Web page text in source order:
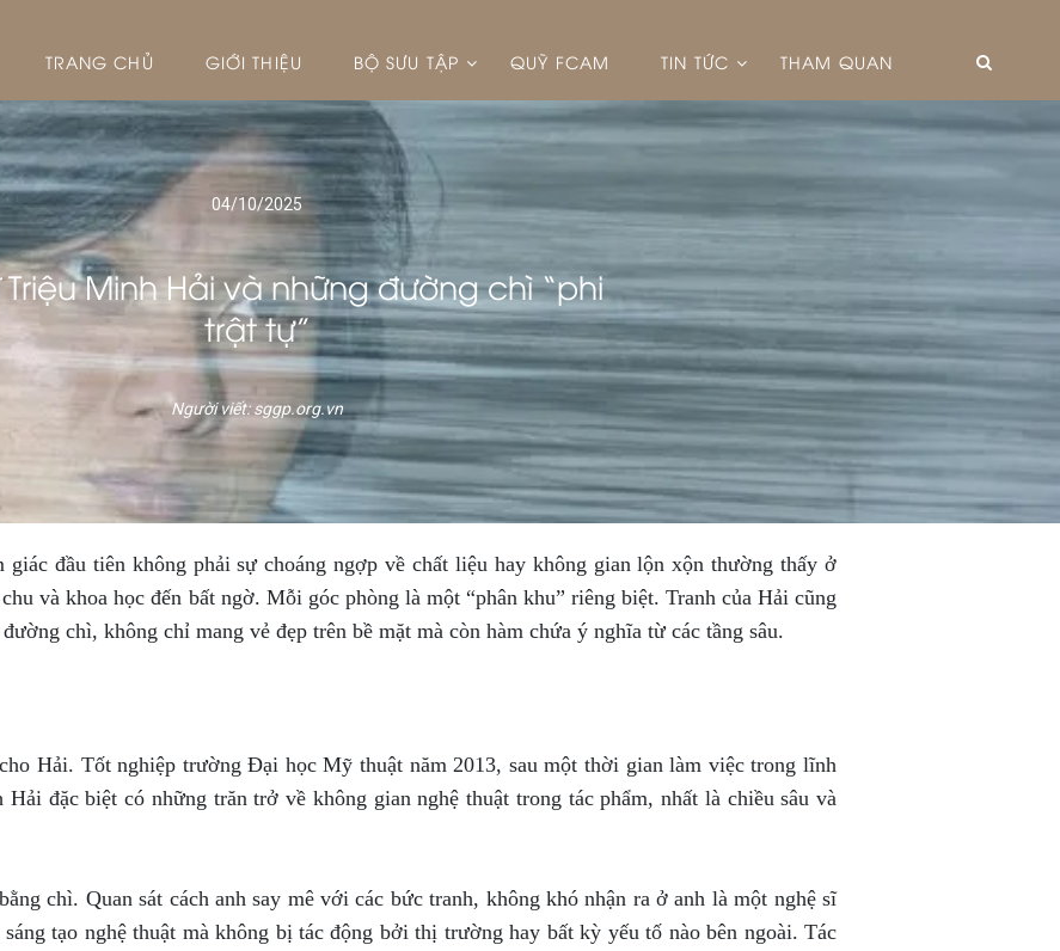
TRANG CHỦ GIỚI THIỆU BỘ SƯU TẬP QUỸ FCAM TIN TỨC THAM QUAN
04/10/2025
Triệu Minh Hải và những đường chì “phi
trật tự”
Người viết: sggp.org.vn
đầu tiên không phải sự choáng ngợp về chất liệu hay không gian lộn xộn thường thấy ở
và khoa học đến bất ngờ. Mỗi góc phòng là một “phân khu” riêng biệt. Tranh của Hải cũng
chì, không chỉ mang vẻ đẹp trên bề mặt mà còn hàm chứa ý nghĩa từ các tầng sâu.
Hải. Tốt nghiệp trường Đại học Mỹ thuật năm 2013, sau một thời gian làm việc trong lĩnh
đặc biệt có những trăn trở về không gian nghệ thuật trong tác phẩm, nhất là chiều sâu và
chì. Quan sát cách anh say mê với các bức tranh, không khó nhận ra ở anh là một nghệ sĩ
tạo nghệ thuật mà không bị tác động bởi thị trường hay bất kỳ yếu tố nào bên ngoài. Tác